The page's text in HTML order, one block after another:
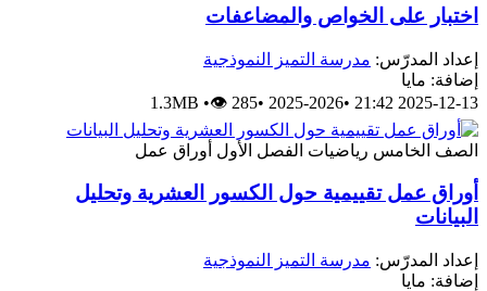
على الخواص والمضاعفات
المدرّس: مدرسة التميز النموذجية
مايا
2025-12-13
•
2025-2026
•
1.3MB •👁 285
الخامس رياضيات الفصل الأول أوراق عمل
عمل تقييمية حول الكسور العشرية وتحليل
المدرّس: مدرسة التميز النموذجية
مايا